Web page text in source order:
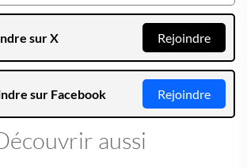
sur X Rejoindre
sur Facebook Rejoindre
aussi